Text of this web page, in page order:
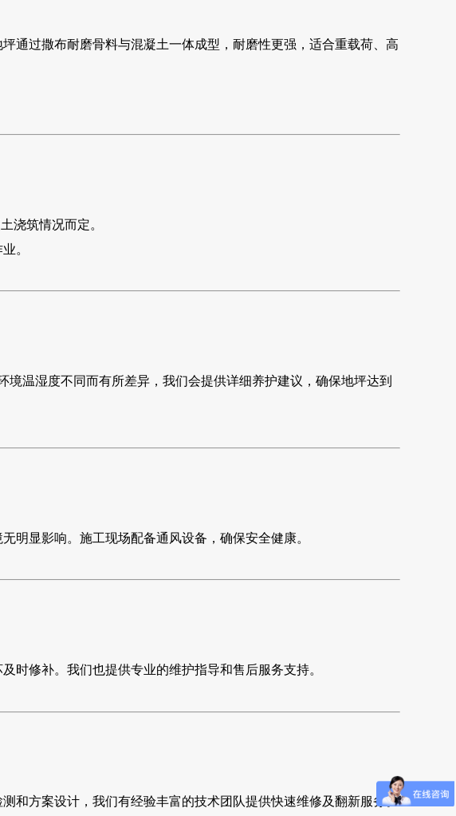
通过撒布耐磨骨料与混凝土一体成型，耐磨性更强，适合重载荷、高
浇筑情况而定。
。
温湿度不同而有所差异，我们会提供详细养护建议，确保地坪达到
明显影响。施工现场配备通风设备，确保安全健康。
时修补。我们也提供专业的维护指导和售后服务支持。
和方案设计，我们有经验丰富的技术团队提供快速维修及翻新服务。